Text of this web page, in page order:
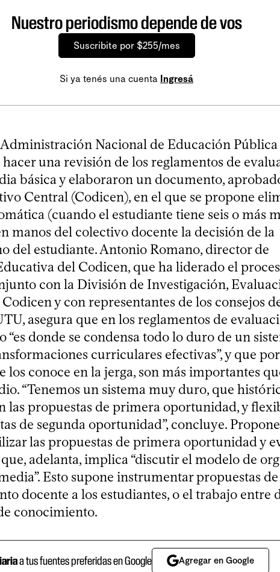
Nuestro periodismo depende de vos
Suscribite por $255/mes
Si ya tenés una cuenta Ingresá
Nacional de Educación
una revisión de los reglamentos de
básica y elaboraron un documento,
Central (Codicen), en el que se propone
(cuando el estudiante tiene seis o más
manos del colectivo docente la decisión de la
del estudiante. Antonio Romano, director de
del Codicen, que ha liderado el
con la División de Investigación,
y con representantes de los consejos
asegura que en los reglamentos de
“es donde se condensa todo lo duro de un
curriculares efectivas”, y que
los conoce en la jerga, son más importantes
“Tenemos un sistema muy duro, que
las propuestas de primera oportunidad, y
de segunda oportunidad”, concluye.
las propuestas de primera oportunidad y
adelanta, implica “discutir el modelo de
Esto supone instrumentar propuestas de
docente a los estudiantes, o el trabajo entre
conocimiento.
a tus fuentes preferidas en Google Agregar en Google